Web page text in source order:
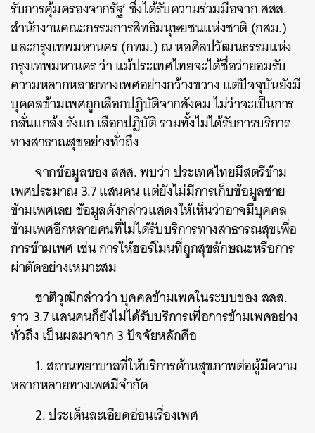
รับการคุ้มครองจากรัฐ’ ซึ่งได้รับความร่วมมือจาก สสส.
สำนักงานคณะกรรมการสิทธิมนุษยชนแห่งชาติ (กสม.)
และกรุงเทพมหานคร (กทม.) ณ หอศิลปวัฒนธรรมแห่ง
กรุงเทพมหานคร ว่า แม้ประเทศไทยจะได้ชื่อว่ายอมรับ
ความหลากหลายทางเพศอย่างกว้างขวาง แต่ปัจจุบันยังมี
บุคคลข้ามเพศถูกเลือกปฏิบัติจากสังคม ไม่ว่าจะเป็นการ
กลั่นแกล้ง รังแก เลือกปฏิบัติ รวมทั้งไม่ได้รับการบริการ
ทางสาธาณสุขอย่างทั่วถึง
จากข้อมูลของ สสส. พบว่า ประเทศไทยมีสตรีข้าม
เพศประมาณ 3.7 แสนคน แต่ยังไม่มีการเก็บข้อมูลชาย
ข้ามเพศเลย ข้อมูลดังกล่าวแสดงให้เห็นว่าอาจมีบุคคล
ข้ามเพศอีกหลายคนที่ไม่ได้รับบริการทางสาธารณสุขเพื่อ
การข้ามเพศ เช่น การให้ฮอร์โมนที่ถูกสุขลักษณะหรือการ
ผ่าตัดอย่างเหมาะสม
ชาติวุฒิกล่าวว่า บุคคลข้ามเพศในระบบของ สสส.
ราว 3.7 แสนคนก็ยังไม่ได้รับบริการเพื่อการข้ามเพศอย่าง
ทั่วถึง เป็นผลมาจาก 3 ปัจจัยหลักคือ
1. สถานพยาบาลที่ให้บริการด้านสุขภาพต่อผู้มีความ
หลากหลายทางเพศมีจำกัด
2. ประเด็นละเอียดอ่อนเรื่องเพศ